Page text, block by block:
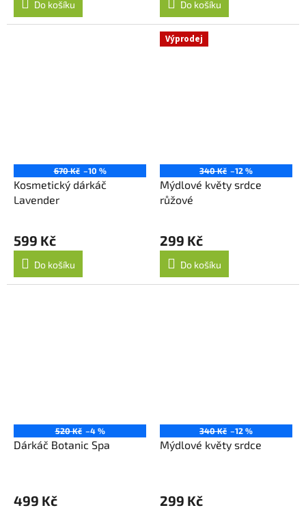
Do košíku Do košíku
670 Kč –10 %
Kosmetický dárkáč
Lavender
599 Kč
Do košíku
Výprodej
340 Kč –12 %
Mýdlové květy srdce
růžové
299 Kč
Do košíku
520 Kč –4 %
Dárkáč Botanic Spa
499 Kč
340 Kč –12 %
Mýdlové květy srdce
299 Kč